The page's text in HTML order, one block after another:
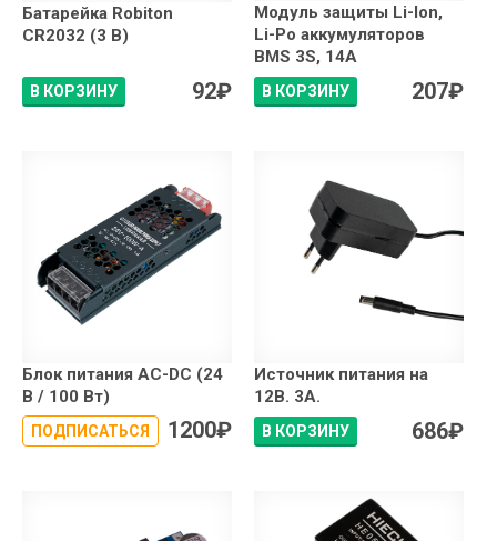
Батарейка Robiton
CR2032 (3 В)
В КОРЗИНУ 92₽
Модуль защиты Li-Ion,
Li-Po аккумуляторов
BMS 3S, 14A
В КОРЗИНУ 207₽
Блок питания AC-DC (24
В / 100 Вт)
ПОДПИСАТЬСЯ 1200₽
Источник питания на
12В. 3А.
В КОРЗИНУ 686₽